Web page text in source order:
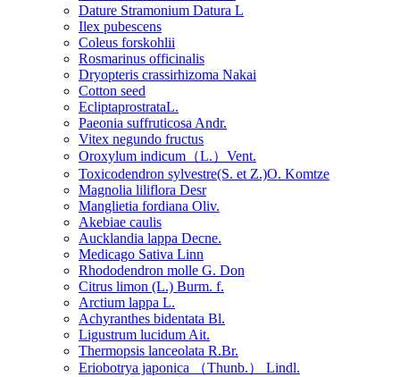
Dature Stramonium Datura L
Ilex pubescens
Coleus forskohlii
Rosmarinus officinalis
Dryopteris crassirhizoma Nakai
Cotton seed
EcliptaprostrataL.
Paeonia suffruticosa Andr.
Vitex negundo fructus
Oroxylum indicum（L.）Vent.
Toxicodendron sylvestre(S. et Z.)O. Komtze
Magnolia liliflora Desr
Manglietia fordiana Oliv.
Akebiae caulis
Aucklandia lappa Decne.
Medicago Sativa Linn
Rhododendron molle G. Don
Citrus limon (L.) Burm. f.
Arctium lappa L.
Achyranthes bidentata Bl.
Ligustrum lucidum Ait.
Thermopsis lanceolata R.Br.
Eriobotrya japonica （Thunb.） Lindl.